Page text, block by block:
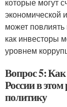
экономической
может
как инвесторы
уровнем
Вопрос 5:
России в
политику